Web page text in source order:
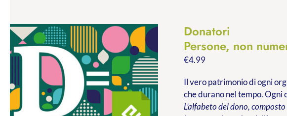
Donatori
Persone, non
€4.99
Il vero patrimonio di ogni
che durano nel tempo. Ogni
L’alfabeto del dono,